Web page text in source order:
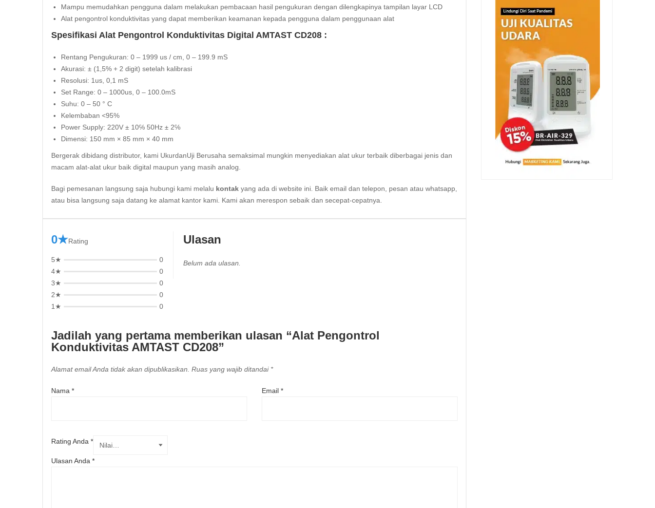
Mampu memudahkan pengguna dalam melakukan pembacaan hasil pengukuran dengan dilengkapinya tampilan layar LCD
Alat pengontrol konduktivitas yang dapat memberikan keamanan kepada pengguna dalam penggunaan alat
Spesifikasi Alat Pengontrol Konduktivitas Digital AMTAST CD208 :
Rentang Pengukuran: 0 – 1999 us / cm, 0 – 199.9 mS
Akurasi: ± (1,5% + 2 digit) setelah kalibrasi
Resolusi: 1us, 0,1 mS
Set Range: 0 – 1000us, 0 – 100.0mS
Suhu: 0 – 50 ° C
Kelembaban <95%
Power Supply: 220V ± 10℅ 50Hz ± 2℅
Dimensi: 150 mm × 85 mm × 40 mm
Bergerak dibidang distributor, kami UkurdanUji Berusaha semaksimal mungkin menyediakan alat ukur terbaik diberbagai jenis dan
macam alat-alat ukur baik digital maupun yang masih analog.
Bagi pemesanan langsung saja hubungi kami melalu kontak yang ada di website ini. Baik email dan telepon, pesan atau whatsapp,
atau bisa langsung saja datang ke alamat kantor kami. Kami akan merespon sebaik dan secepat-cepatnya.
0★Rating
5★
0
4★
0
3★
0
2★
0
1★
0
Ulasan
Belum ada ulasan.
Jadilah yang pertama memberikan ulasan “Alat Pengontrol
Konduktivitas AMTAST CD208”
Alamat email Anda tidak akan dipublikasikan. Ruas yang wajib ditandai *
Nama * Email *
Rating Anda *
Ulasan Anda *